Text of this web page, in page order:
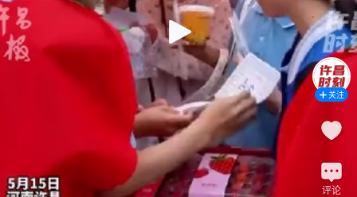
关注
评论